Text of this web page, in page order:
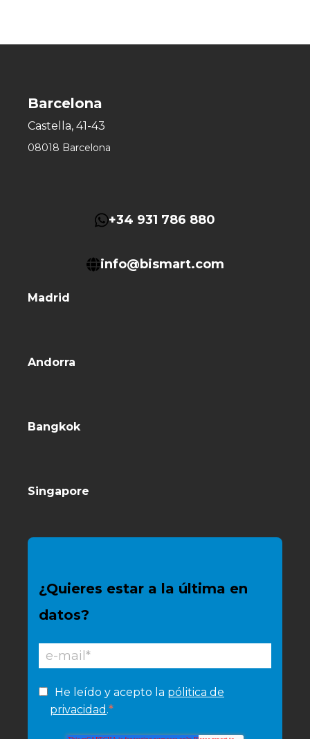
Barcelona
Castella, 41-43
08018 Barcelona
+34 931 786 880
info@bismart.com
Madrid
Andorra
Bangkok
Singapore
¿Quieres estar a la última en
datos?
He leído y acepto la pólitica de
privacidad .*